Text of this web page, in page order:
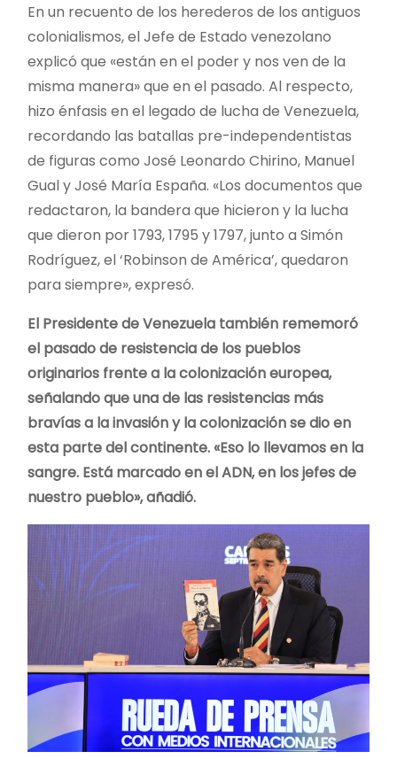
En un recuento de los herederos de los antiguos
colonialismos, el Jefe de Estado venezolano
explicó que «están en el poder y nos ven de la
misma manera» que en el pasado. Al respecto,
hizo énfasis en el legado de lucha de Venezuela,
recordando las batallas pre-independentistas
de figuras como José Leonardo Chirino, Manuel
Gual y José María España. «Los documentos que
redactaron, la bandera que hicieron y la lucha
que dieron por 1793, 1795 y 1797, junto a Simón
Rodríguez, el ‘Robinson de América’, quedaron
para siempre», expresó.
El Presidente de Venezuela también rememoró
el pasado de resistencia de los pueblos
originarios frente a la colonización europea,
señalando que una de las resistencias más
bravías a la invasión y la colonización se dio en
esta parte del continente. «Eso lo llevamos en la
sangre. Está marcado en el ADN, en los jefes de
nuestro pueblo», añadió.